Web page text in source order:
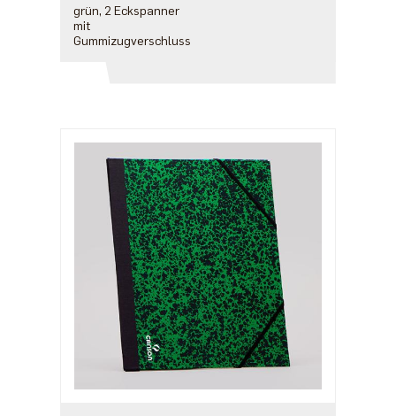
grün, 2 Eckspanner
mit
Gummizugverschluss